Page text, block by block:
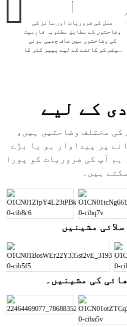
عمل کی ضروریات اور سائز کی
وضاحتوں کے مطابق مطلوبہ فارمیٹ
کی وضاحتوں میں صاف چھپی ہوئی
شیٹس کو کاٹنے کے لیے پیپر کٹر کا
کے لیے
کی مختلف وضاحتیں ہیں،
پر پیداوار ہو یا بڑے
ہم آپ کی ضروریات کو پورا
ہیں۔
مشینیں
کی مشینیں۔